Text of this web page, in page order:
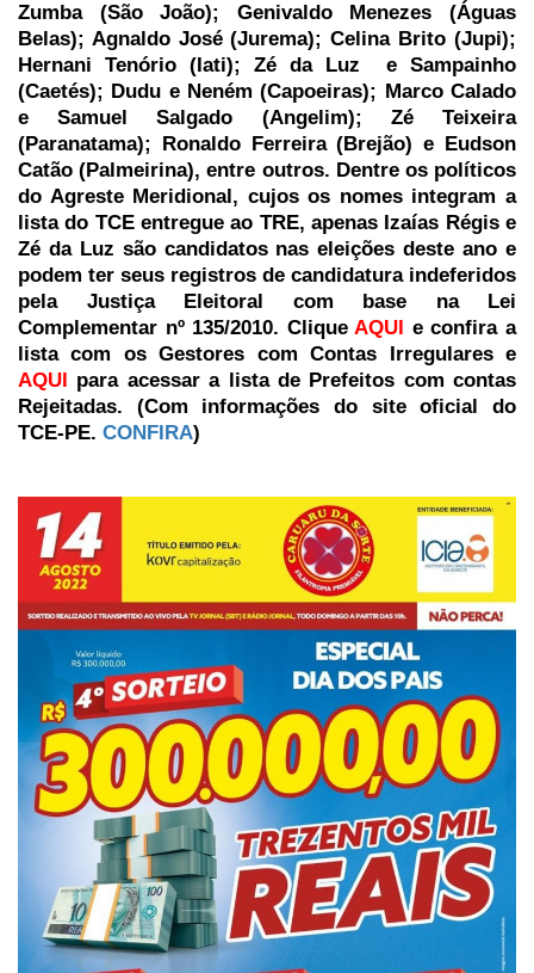
Zumba (São João); Genivaldo Menezes (Águas
Belas); Agnaldo José (Jurema); Celina Brito (Jupi);
Hernani Tenório (Iati); Zé da Luz e Sampainho
(Caetés); Dudu e Neném (Capoeiras); Marco Calado
e Samuel Salgado (Angelim); Zé Teixeira
(Paranatama); Ronaldo Ferreira (Brejão) e Eudson
Catão (Palmeirina), entre outros. Dentre os políticos
do Agreste Meridional, cujos os nomes integram a
lista do TCE entregue ao TRE, apenas Izaías Régis e
Zé da Luz são candidatos nas eleições deste ano e
podem ter seus registros de candidatura indeferidos
pela Justiça Eleitoral com base na Lei
Complementar nº 135/2010. CliqueAQUI e confira a
lista com os Gestores com Contas Irregulares e
AQUI para acessar a lista de Prefeitos com contas
Rejeitadas. (Com informações do site oficial do
TCE-PE. CONFIRA)